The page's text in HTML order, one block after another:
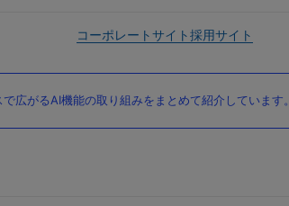
コーポレートサイト採用サイト
広がるAI機能の取り組みをまとめて紹介しています。